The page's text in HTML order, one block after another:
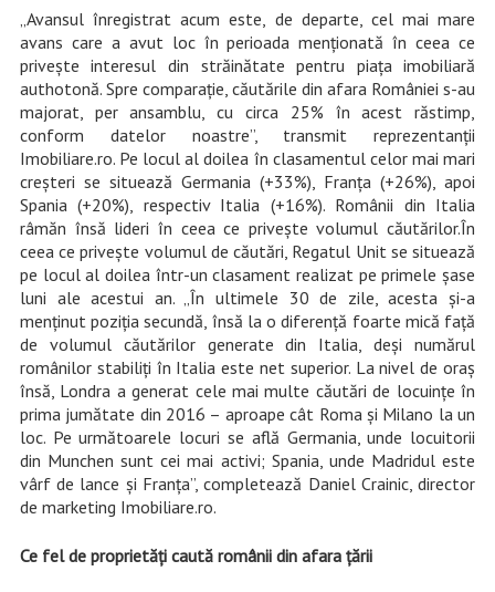
„Avansul înregistrat acum este, de departe, cel mai mare
avans care a avut loc în perioada menționată în ceea ce
privește interesul din străinătate pentru piața imobiliară
authotonă. Spre comparație, căutările din afara României s-au
majorat, per ansamblu, cu circa 25% în acest răstimp,
conform datelor noastre”, transmit reprezentanții
Imobiliare.ro. Pe locul al doilea în clasamentul celor mai mari
creșteri se situează Germania (+33%), Franța (+26%), apoi
Spania (+20%), respectiv Italia (+16%). Românii din Italia
râmăn însă lideri în ceea ce privește volumul căutărilor.În
ceea ce privește volumul de căutări, Regatul Unit se situează
pe locul al doilea într-un clasament realizat pe primele șase
luni ale acestui an. „În ultimele 30 de zile, acesta și-a
menținut poziția secundă, însă la o diferență foarte mică față
de volumul căutărilor generate din Italia, deși numărul
românilor stabiliți în Italia este net superior. La nivel de oraș
însă, Londra a generat cele mai multe căutări de locuințe în
prima jumătate din 2016 – aproape cât Roma și Milano la un
loc. Pe următoarele locuri se află Germania, unde locuitorii
din Munchen sunt cei mai activi; Spania, unde Madridul este
vârf de lance și Franța”, completează Daniel Crainic, director
de marketing Imobiliare.ro.
Ce fel de proprietăți caută românii din afara țării